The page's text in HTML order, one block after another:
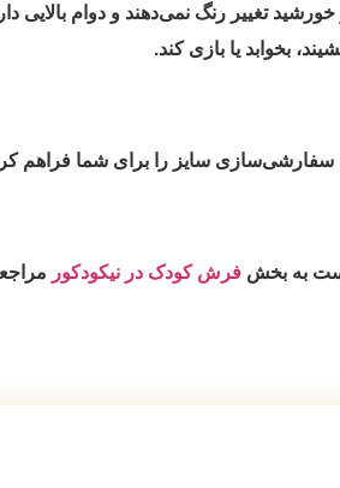
تغییر رنگ نمی‌دهند و دوام بالایی
بخوابد یا بازی کند.
سفارشی‌سازی سایز را برای شما فراهم
به بخش فرش کودک در نیکودکور